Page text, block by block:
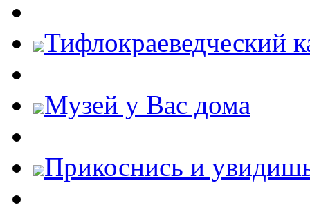
Тифлокраеведческий
Музей у Вас дома
Прикоснись и